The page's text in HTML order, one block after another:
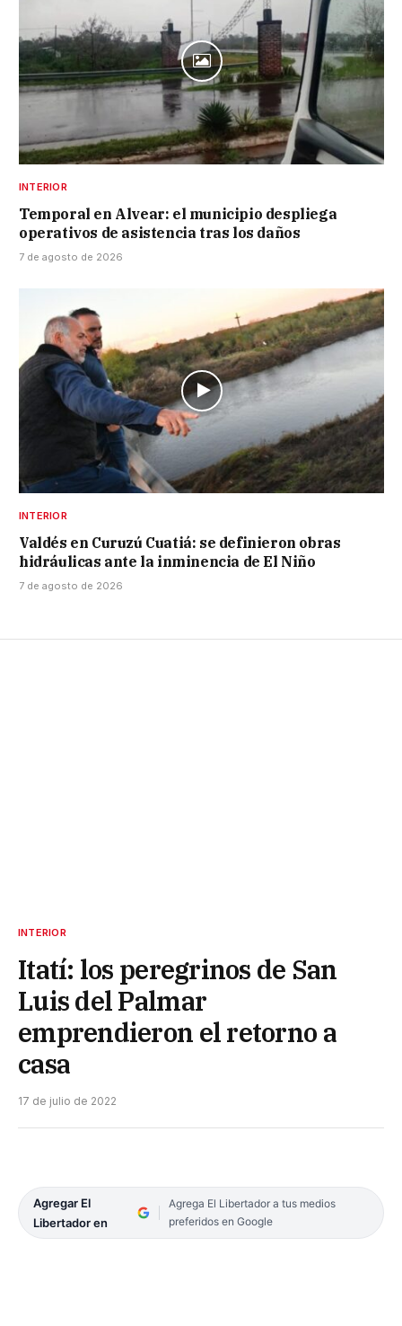
INTERIOR
Temporal en Alvear: el municipio despliega
operativos de asistencia tras los daños
7 de agosto de 2026
INTERIOR
Valdés en Curuzú Cuatiá: se definieron obras
hidráulicas ante la inminencia de El Niño
7 de agosto de 2026
INTERIOR
Itatí: los peregrinos de San
Luis del Palmar
emprendieron el retorno a
casa
17 de julio de 2022
Agregar El
Libertador en
Agrega El Libertador a tus medios
preferidos en Google